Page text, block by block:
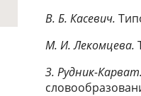
В. Б. Касевич.
М. И. Лекомцева.
З. Рудник-